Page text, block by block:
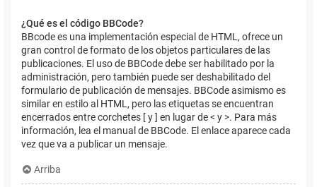
¿Qué es el código BBCode?
BBcode es una implementación especial de HTML, ofrece un
gran control de formato de los objetos particulares de las
publicaciones. El uso de BBCode debe ser habilitado por la
administración, pero también puede ser deshabilitado del
formulario de publicación de mensajes. BBCode asimismo es
similar en estilo al HTML, pero las etiquetas se encuentran
encerrados entre corchetes [ y ] en lugar de < y >. Para más
información, lea el manual de BBCode. El enlace aparece cada
vez que va a publicar un mensaje.
Arriba